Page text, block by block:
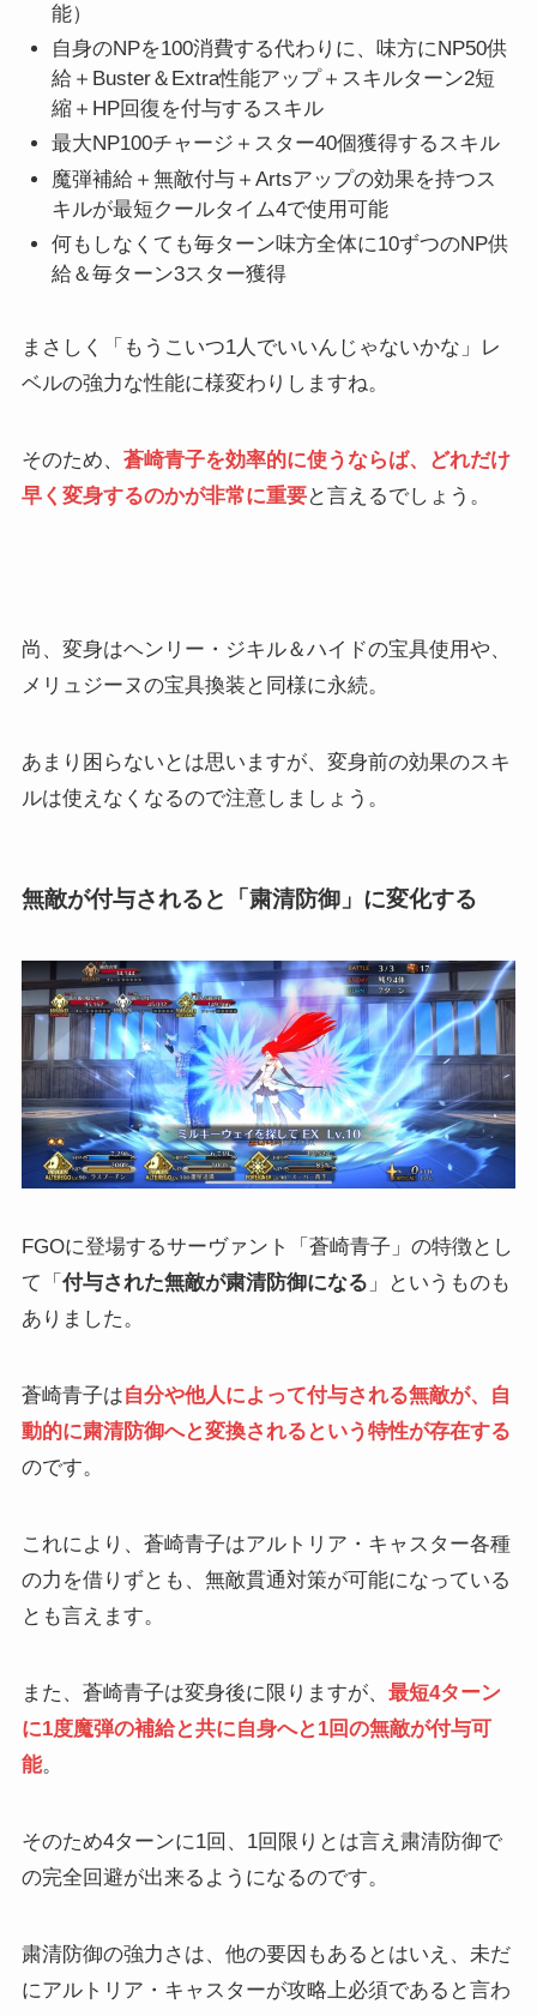
能）
自身のNPを100消費する代わりに、味方にNP50供
給＋Buster＆Extra性能アップ＋スキルターン2短
縮＋HP回復を付与するスキル
最大NP100チャージ＋スター40個獲得するスキル
魔弾補給＋無敵付与＋Artsアップの効果を持つス
キルが最短クールタイム4で使用可能
何もしなくても毎ターン味方全体に10ずつのNP供
給＆毎ターン3スター獲得
まさしく「もうこいつ1人でいいんじゃないかな」レ
ベルの強力な性能に様変わりしますね。
そのため、 蒼崎青子を効率的に使うならば、どれだけ
早く変身するのかが非常に重要と言えるでしょう。
尚、変身はヘンリー・ジキル＆ハイドの宝具使用や、
メリュジーヌの宝具換装と同様に永続。
あまり困らないとは思いますが、変身前の効果のスキ
ルは使えなくなるので注意しましょう。
無敵が付与されると「粛清防御」に変化する
FGOに登場するサーヴァント「蒼崎青子」の特徴とし
て「 付与された無敵が粛清防御になる 」というものも
ありました。
蒼崎青子は自分や他人によって付与される無敵が、自
動的に粛清防御へと変換されるという特性が存在する
のです。
これにより、蒼崎青子はアルトリア・キャスター各種
の力を借りずとも、無敵貫通対策が可能になっている
とも言えます。
また、蒼崎青子は変身後に限りますが、 最短4ターン
に1度魔弾の補給と共に自身へと1回の無敵が付与可
能。
そのため4ターンに1回、1回限りとは言え粛清防御で
の完全回避が出来るようになるのです。
粛清防御の強力さは、他の要因もあるとはいえ、未だ
にアルトリア・キャスターが攻略上必須であると言わ